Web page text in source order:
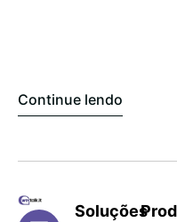
Continue lendo
Soluções